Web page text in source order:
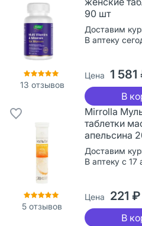
13 отзывов
90 шт
Доставим
В аптеку
Цена 1 581
В
5 отзывов
Mirrolla
таблетки
апельсина
Доставим
В аптеку с 17
Цена 221 ₽
В